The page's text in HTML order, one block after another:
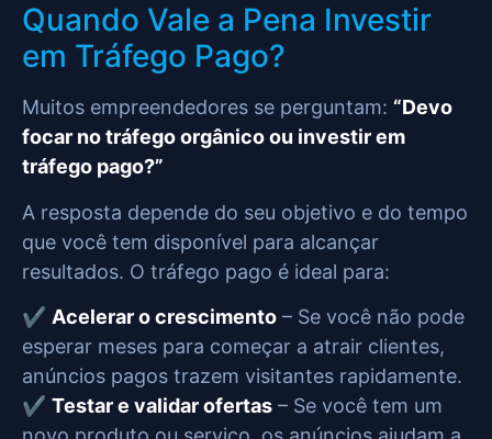
Quando Vale a Pena Investir
em Tráfego Pago?
Muitos empreendedores se perguntam: “Devo
focar no tráfego orgânico ou investir em
tráfego pago?”
A resposta depende do seu objetivo e do tempo
que você tem disponível para alcançar
resultados. O tráfego pago é ideal para:
✔️ Acelerar o crescimento – Se você não pode
esperar meses para começar a atrair clientes,
anúncios pagos trazem visitantes rapidamente.
✔️ Testar e validar ofertas – Se você tem um